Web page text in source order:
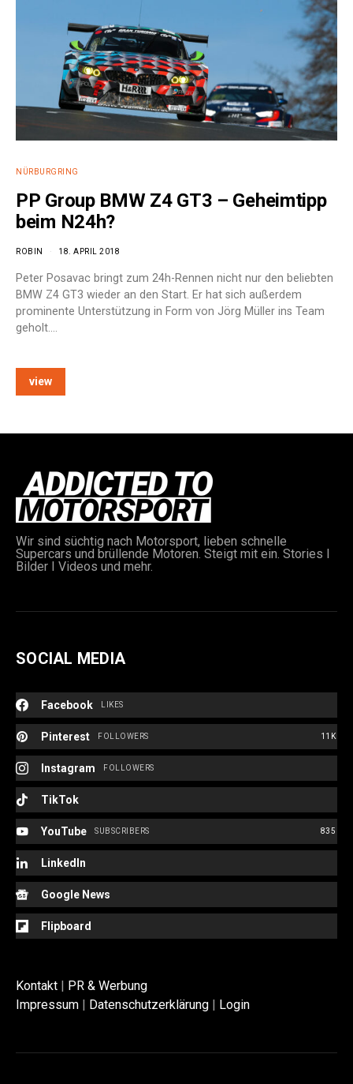
NÜRBURGRING
PP Group BMW Z4 GT3 – Geheimtipp
beim N24h?
ROBIN 18. APRIL 2018
Peter Posavac bringt zum 24h-Rennen nicht nur den beliebten
BMW Z4 GT3 wieder an den Start. Er hat sich außerdem
prominente Unterstützung in Form von Jörg Müller ins Team
geholt.…
view
Wir sind süchtig nach Motorsport, lieben schnelle
Supercars und brüllende Motoren. Steigt mit ein. Stories I
Bilder I Videos und mehr.
SOCIAL MEDIA
Facebook LIKES
Pinterest 11K
FOLLOWERS
Instagram FOLLOWERS
TikTok
YouTube 835
SUBSCRIBERS
LinkedIn
Google News
Flipboard
Kontakt
PR & Werbung
Impressum
Datenschutzerklärung Login